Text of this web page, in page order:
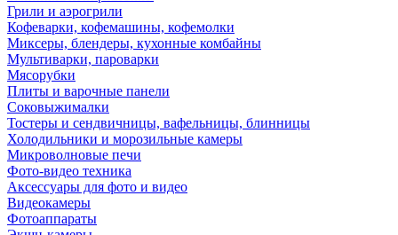
Грили и аэрогрили
Кофеварки, кофемашины, кофемолки
Миксеры, блендеры, кухонные комбайны
Мультиварки, пароварки
Мясорубки
Плиты и варочные панели
Соковыжималки
Тостеры и сендвичницы, вафельницы, блинницы
Холодильники и морозильные камеры
Микроволновые печи
Фото-видео техника
Аксессуары для фото и видео
Видеокамеры
Фотоаппараты